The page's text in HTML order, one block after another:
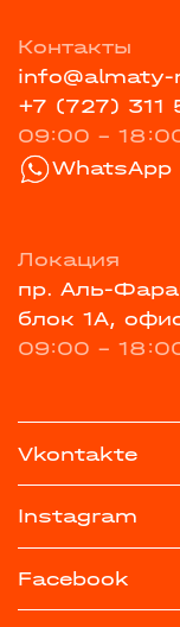
Контакты
+7 (727) 311
09:00 -
WhatsApp
Локация
пр. Аль-
блок 1А,
09:00 -
Vkontakte
Instagram
Facebook